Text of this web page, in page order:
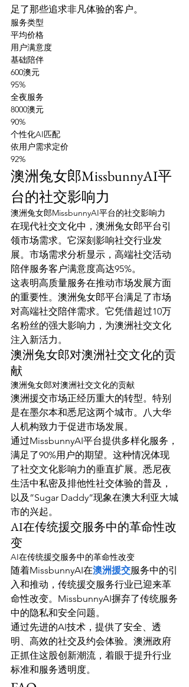
足了那些追求非凡体验的客户。
服务类型
平均价格
用户满意度
基础陪伴
600澳元
95%
全夜服务
8000澳元
90%
个性化AI匹配
依用户需求定价
92%
澳洲兔女郎MissbunnyAI平
台的社交影响力
澳洲兔女郎MissbunnyAI平台的社交影响力
在现代社交文化中，澳洲兔女郎平台引
领市场需求。它深刻影响社交行业发
展。市场需求分析显示，高端社交活动
陪伴服务客户满意度高达95%。
这表明高质量服务在推动市场发展方面
的重要性。澳洲兔女郎平台满足了市场
对高端社交陪伴需求。它凭借超过10万
名粉丝的强大影响力，为澳洲社交文化
注入新活力。
澳洲兔女郎对澳洲社交文化的贡
献
澳洲兔女郎对澳洲社交文化的贡献
澳洲援交市场正经历重大的转型。特别
是在墨尔本和悉尼这两个城市。八大华
人机构致力于促进市场发展。
通过MissbunnyAI平台提供多样化服务，
满足了90%用户的期望。这种情况体现
了社交文化影响力的垂直扩展。悉尼夜
生活中私密及排他性社交体验的普及，
以及”Sugar Daddy”现象在澳大利亚大城
市的兴起。
AI在传统援交服务中的革命性改
变
AI在传统援交服务中的革命性改变
随着MissbunnyAI在澳洲援交服务中的引
入和推动，传统援交服务行业已迎来革
命性改变。MissbunnyAI摒弃了传统服务
中的隐私和安全问题。
通过先进的AI技术，提供了安全、透
明、高效的社交及约会体验。澳洲政府
正抓住这股创新潮流，着眼于提升行业
标准和服务透明度。